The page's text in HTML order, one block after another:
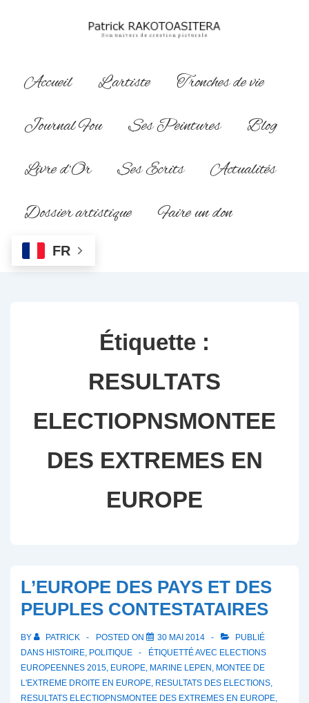
principal
Navigation
Accueil L’artiste
Tronches de vie
Journal Fou
Ses Peintures
Blog
Livre d’Or
Ses Ecrits
Actualités
Dossier artistique
Faire un don
FR
Étiquette :
RESULTATS
ELECTIOPNSMONTEE
DES EXTREMES EN
EUROPE
L’EUROPE DES PAYS ET DES
PEUPLES CONTESTATAIRES
BY PATRICK POSTED ON 30 MAI 2014
PUBLIÉ
DANS HISTOIRE, POLITIQUE ÉTIQUETTÉ AVEC ELECTIONS
EUROPEENNES 2015, EUROPE, MARINE LEPEN , MONTEE DE
L'EXTREME DROITE EN EUROPE, RESULTATS DES ELECTIONS,
RESULTATS ELECTIOPNSMONTEE DES EXTREMES EN EUROPE,